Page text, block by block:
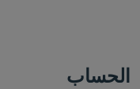
الحساب